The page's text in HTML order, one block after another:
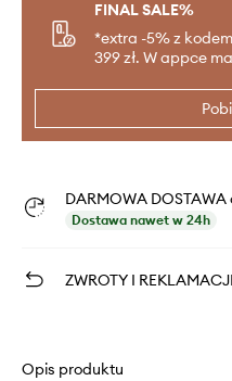
FINAL SALE%
*extra -5% z
399 zł. W appce
DARMOWA DOSTAWA
Dostawa nawet w 24h
ZWROTY I
Opis produktu